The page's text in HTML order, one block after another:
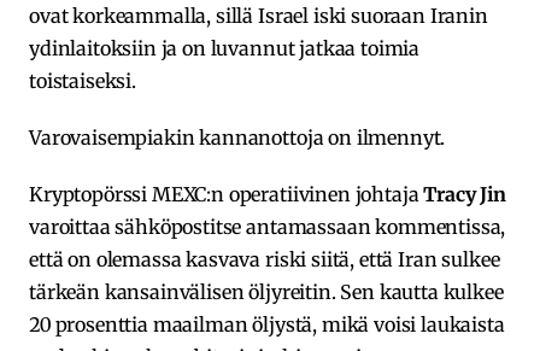
ovat korkeammalla, sillä Israel iski suoraan Iranin
ydinlaitoksiin ja on luvannut jatkaa toimia
toistaiseksi.
Varovaisempiakin kannanottoja on ilmennyt.
Kryptopörssi MEXC:n operatiivinen johtajaTracy Jin
varoittaa sähköpostitse antamassaan kommentissa,
että on olemassa kasvava riski siitä, että Iran sulkee
tärkeän kansainvälisen öljyreitin. Sen kautta kulkee
20 prosenttia maailman öljystä, mikä voisi laukaista